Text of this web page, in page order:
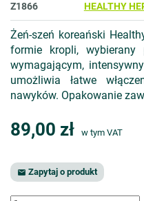
Z1866
HEALTHY
Żeń-szeń koreański
formie kropli, wybierany
wymagającym,
umożliwia łatwe
nawyków. Opakowanie
89,00 zł w tym VAT
 Zapytaj o produkt